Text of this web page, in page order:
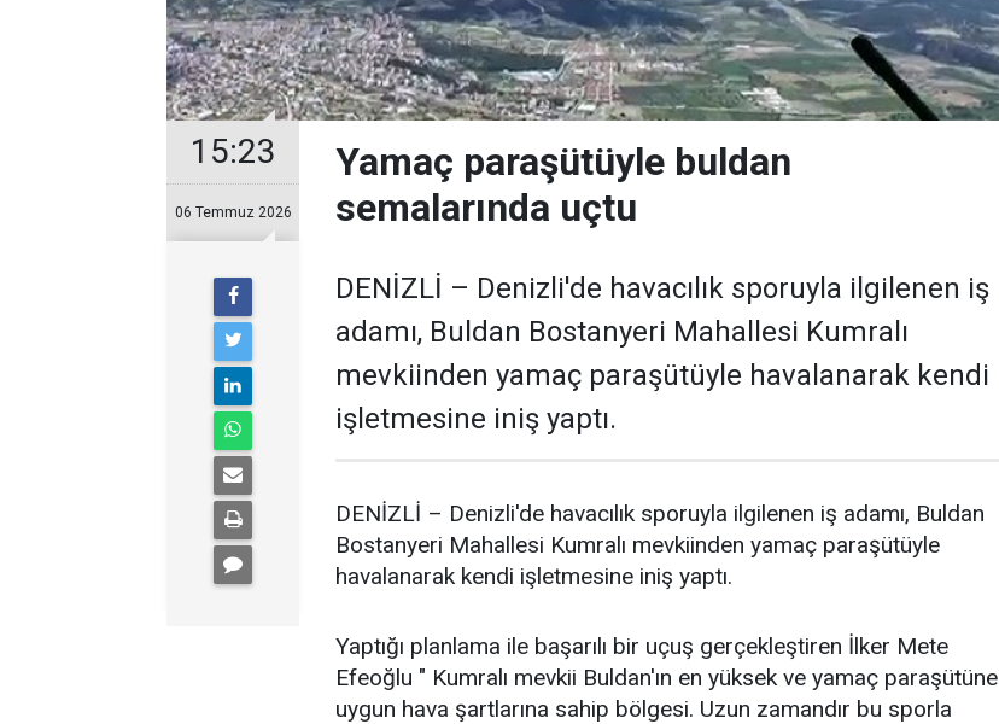
15:23
06 Temmuz 2026
Yamaç paraşütüyle buldan
semalarında uçtu
DENİZLİ – Denizli'de havacılık sporuyla ilgilenen iş
adamı, Buldan Bostanyeri Mahallesi Kumralı
mevkiinden yamaç paraşütüyle havalanarak kendi
işletmesine iniş yaptı.
DENİZLİ – Denizli'de havacılık sporuyla ilgilenen iş adamı, Buldan
Bostanyeri Mahallesi Kumralı mevkiinden yamaç paraşütüyle
havalanarak kendi işletmesine iniş yaptı.
Yaptığı planlama ile başarılı bir uçuş gerçekleştiren İlker Mete
Efeoğlu " Kumralı mevkii Buldan'ın en yüksek ve yamaç paraşütüne
uygun hava şartlarına sahip bölgesi. Uzun zamandır bu sporla